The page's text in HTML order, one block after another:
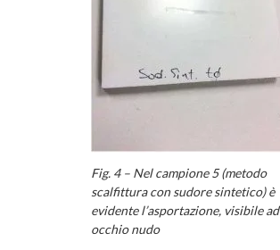
Fig. 4 – Nel campione 5 (metodo
scalfittura con sudore sintetico) è
evidente l’asportazione, visibile ad
occhio nudo